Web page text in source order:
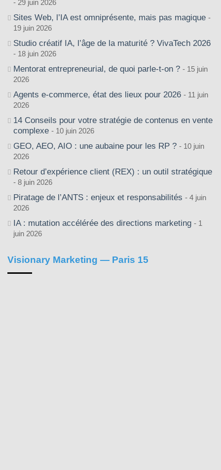
29 juin 2026
Sites Web, l’IA est omniprésente, mais pas magique
19 juin 2026
Studio créatif IA, l’âge de la maturité ? VivaTech 2026
18 juin 2026
Mentorat entrepreneurial, de quoi parle-t-on ?
15 juin
2026
Agents e-commerce, état des lieux pour 2026
11 juin
2026
14 Conseils pour votre stratégie de contenus en vente
complexe
10 juin 2026
GEO, AEO, AIO : une aubaine pour les RP ?
10 juin
2026
Retour d’expérience client (REX) : un outil stratégique
8 juin 2026
Piratage de l’ANTS : enjeux et responsabilités
4 juin
2026
IA : mutation accélérée des directions marketing
1
juin 2026
Visionary Marketing — Paris 15